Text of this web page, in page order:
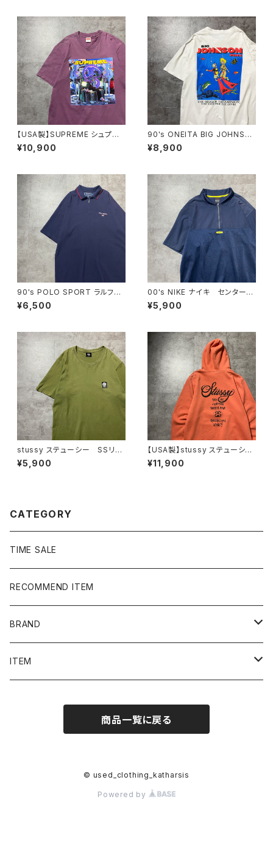
【USA製】SUPREME シュプリ
ーム サイケデリック アートグ
ラフィック プリント パープ
¥10,900
90's ONEITA BIG JOHNSO
N FINS ダイビング バックプリ
ント スラング シングルステッ
¥8,900
90's POLO SPORT ラルフロ
ーレン ポロスポーツ ハーフ
ジップ 刺繍ワンポイント 鹿
¥6,500
00's NIKE ナイキ センタース
ウォッシュ 刺繍ロゴ ハーフ
ジップ ネイビー Tシャツ
¥5,900
stussy ステューシー SSリン
ク ワンポイント ロゴプリン
ト カーキグリーン Tシャツ
¥5,900
【USA製】stussy ステューシ
ー ワールドツアー バックプリ
ント オレンジ スウェット パ
¥11,900
CATEGORY
TIME SALE
RECOMMEND ITEM
BRAND
NIKE
Ralph Lauren/Polo Sport
ITEM
商品一覧に戻る
© used_clothing_katharsis
Powered by